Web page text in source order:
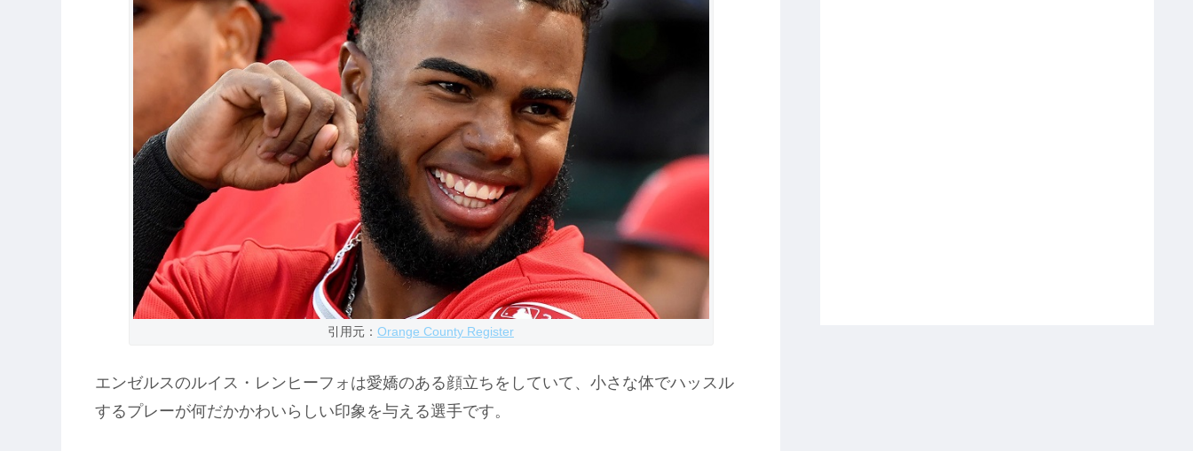
引用元： Orange County Register
エンゼルスのルイス・レンヒーフォは愛嬌のある顔立ちをしていて、小さな体でハッスル
するプレーが何だかかわいらしい印象を与える選手です。